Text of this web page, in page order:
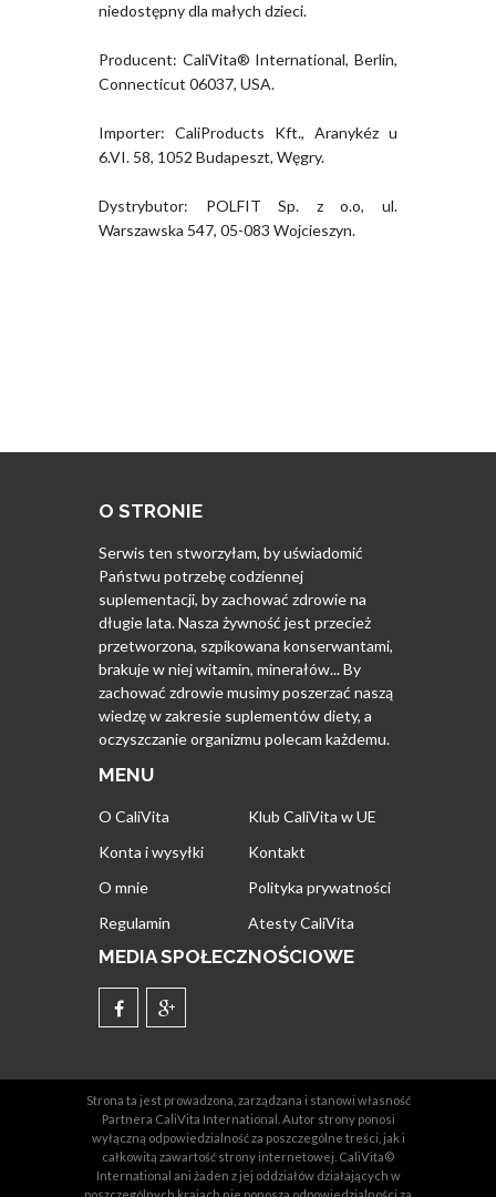
niedostępny dla małych dzieci.
Producent: CaliVita® International, Berlin,
Connecticut 06037, USA.
Importer: CaliProducts Kft., Aranykéz u
6.VI. 58, 1052 Budapeszt, Węgry.
Dystrybutor: POLFIT Sp. z o.o, ul.
Warszawska 547, 05-083 Wojcieszyn.
O STRONIE
Serwis ten stworzyłam, by uświadomić
Państwu potrzebę codziennej
suplementacji, by zachować zdrowie na
długie lata. Nasza żywność jest przecież
przetworzona, szpikowana konserwantami,
brakuje w niej witamin, minerałów... By
zachować zdrowie musimy poszerzać naszą
wiedzę w zakresie suplementów diety, a
oczyszczanie organizmu polecam każdemu.
MENU
O CaliVita
Klub CaliVita w UE
Konta i wysyłki
Kontakt
O mnie
Polityka prywatności
Regulamin
Atesty CaliVita
MEDIA SPOŁECZNOŚCIOWE
Strona ta jest prowadzona, zarządzana i stanowi własność
Partnera CaliVita International. Autor strony ponosi
wyłączną odpowiedzialność za poszczególne treści, jak i
całkowitą zawartość strony internetowej. CaliVita©
International ani żaden z jej oddziałów działających w